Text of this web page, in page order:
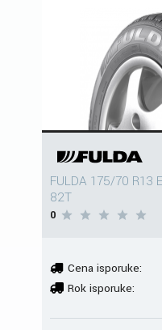
FULDA 175/70 R13
82T
0
Cena isporuke:
Rok isporuke: